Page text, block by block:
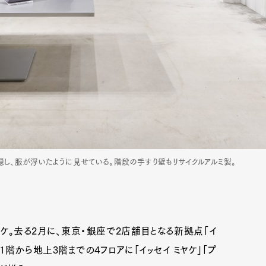
、服が浮いたように見せている。階段の手すり壁もリサイクルアルミ製。
。去る2月に、東京・銀座で2店舗目となる新拠点「イ
から地上3階までの4フロアに「イッセイ ミヤケ」「プ